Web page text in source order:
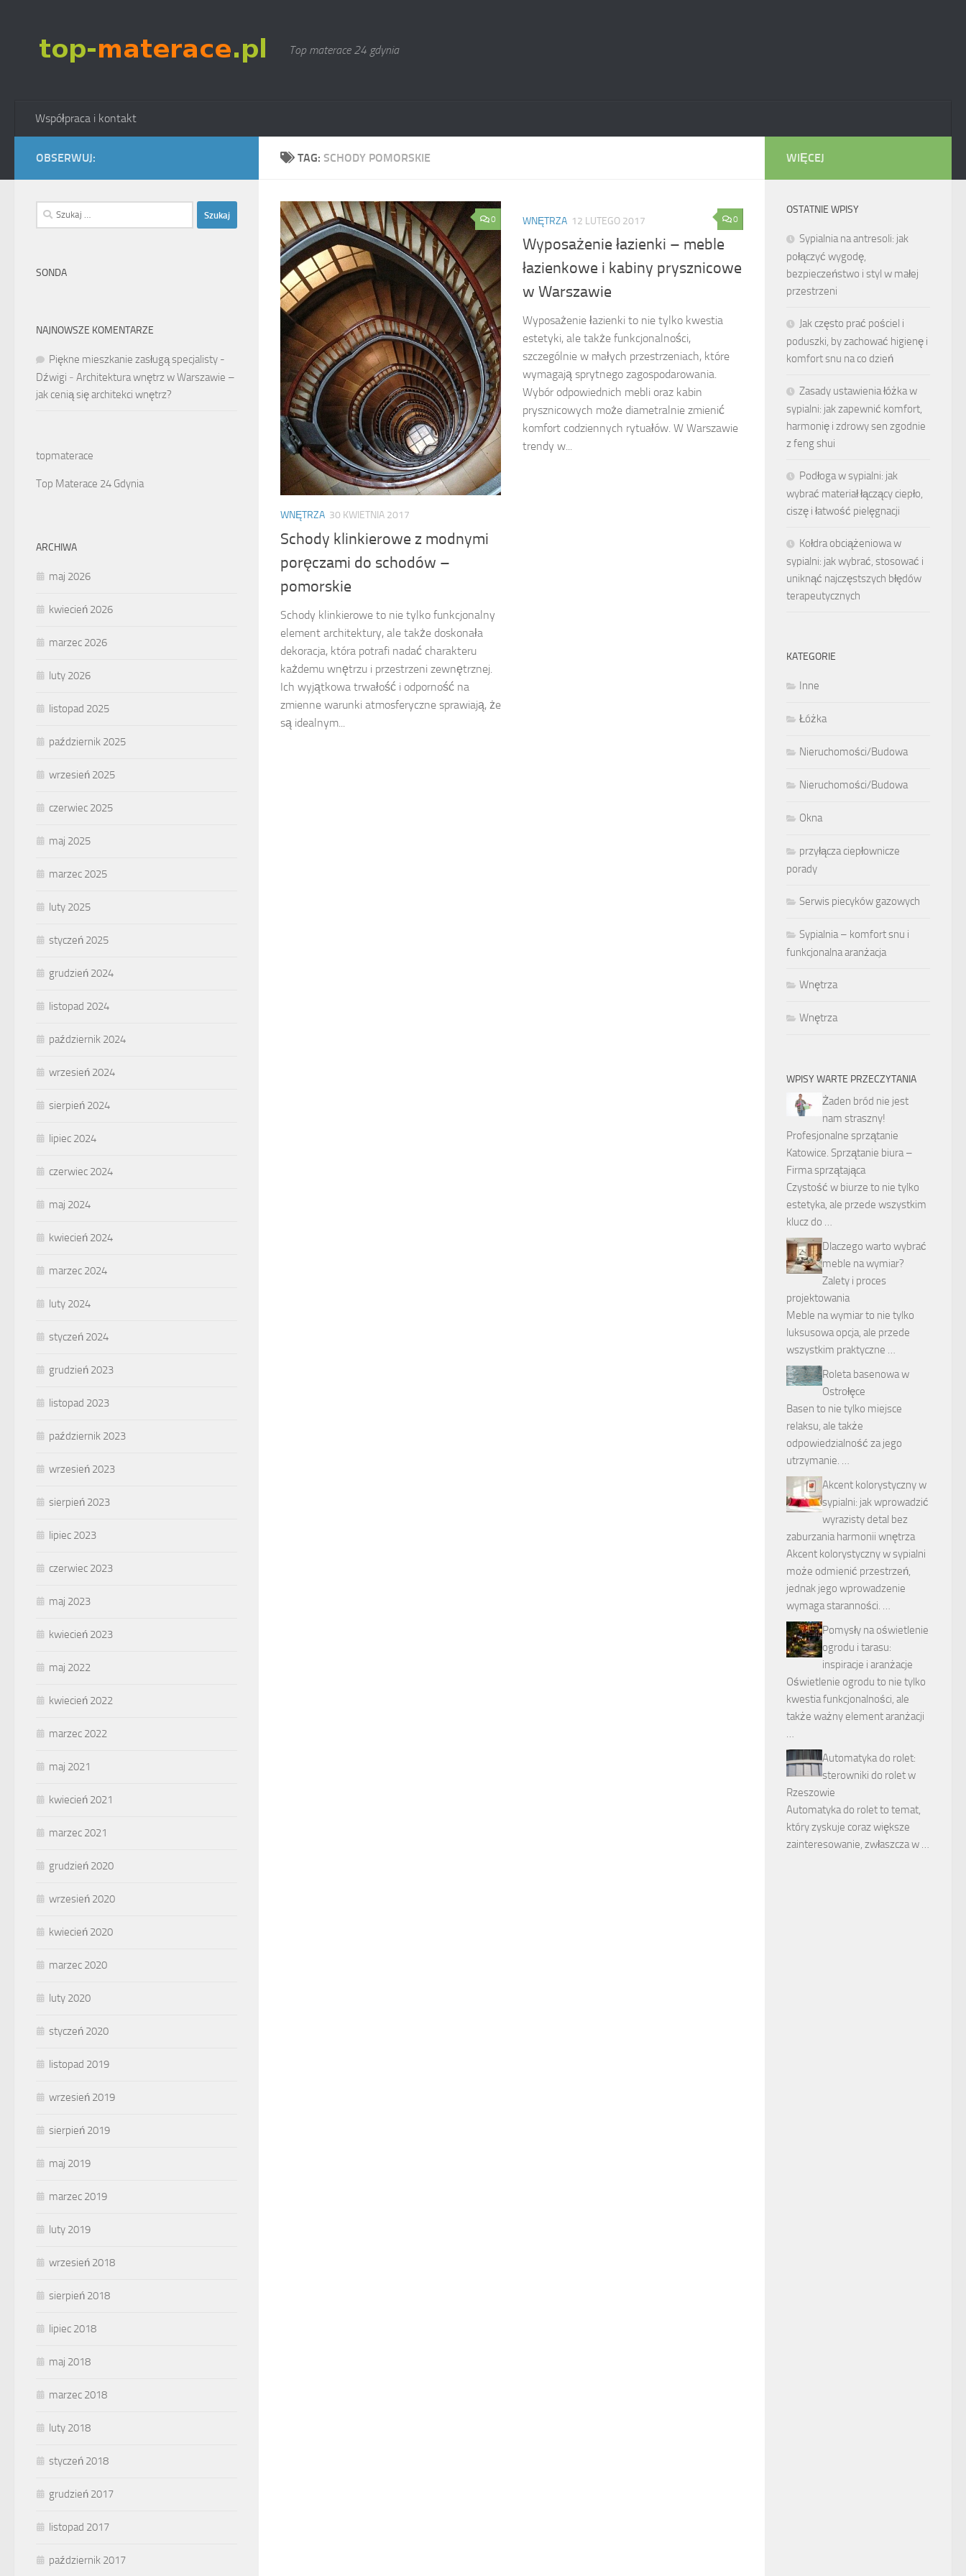
Top materace 24 gdynia
Współpraca i kontakt
TAG: SCHODY POMORSKIE
0
WNĘTRZA 30 KWIETNIA 2017
Schody klinkierowe z modnymi
poręczami do schodów –
pomorskie
Schody klinkierowe to nie tylko funkcjonalny
element architektury, ale także doskonała
dekoracja, która potrafi nadać charakteru
każdemu wnętrzu i przestrzeni zewnętrznej.
Ich wyjątkowa trwałość i odporność na
zmienne warunki atmosferyczne sprawiają, że
są idealnym...
0
WNĘTRZA 12 LUTEGO 2017
Wyposażenie łazienki – meble
łazienkowe i kabiny prysznicowe
w Warszawie
Wyposażenie łazienki to nie tylko kwestia
estetyki, ale także funkcjonalności,
szczególnie w małych przestrzeniach, które
wymagają sprytnego zagospodarowania.
Wybór odpowiednich mebli oraz kabin
prysznicowych może diametralnie zmienić
komfort codziennych rytuałów. W Warszawie
trendy w...
OBSERWUJ:
Szukaj:
SONDA
NAJNOWSZE KOMENTARZE
Piękne mieszkanie zasługą specjalisty -
Dźwigi - Architektura wnętrz w Warszawie –
jak cenią się architekci wnętrz?
topmaterace
Top Materace 24 Gdynia
ARCHIWA
maj 2026
kwiecień 2026
marzec 2026
luty 2026
listopad 2025
październik 2025
wrzesień 2025
czerwiec 2025
maj 2025
marzec 2025
luty 2025
styczeń 2025
grudzień 2024
listopad 2024
październik 2024
wrzesień 2024
sierpień 2024
lipiec 2024
czerwiec 2024
maj 2024
kwiecień 2024
marzec 2024
luty 2024
styczeń 2024
grudzień 2023
listopad 2023
październik 2023
wrzesień 2023
sierpień 2023
lipiec 2023
czerwiec 2023
maj 2023
kwiecień 2023
maj 2022
kwiecień 2022
marzec 2022
maj 2021
kwiecień 2021
marzec 2021
grudzień 2020
wrzesień 2020
kwiecień 2020
marzec 2020
luty 2020
styczeń 2020
listopad 2019
wrzesień 2019
sierpień 2019
maj 2019
marzec 2019
luty 2019
wrzesień 2018
sierpień 2018
lipiec 2018
maj 2018
marzec 2018
luty 2018
styczeń 2018
grudzień 2017
listopad 2017
październik 2017
WIĘCEJ
OSTATNIE WPISY
Sypialnia na antresoli: jak
połączyć wygodę,
bezpieczeństwo i styl w małej
przestrzeni
Jak często prać pościel i
poduszki, by zachować higienę i
komfort snu na co dzień
Zasady ustawienia łóżka w
sypialni: jak zapewnić komfort,
harmonię i zdrowy sen zgodnie
z feng shui
Podłoga w sypialni: jak
wybrać materiał łączący ciepło,
ciszę i łatwość pielęgnacji
Kołdra obciążeniowa w
sypialni: jak wybrać, stosować i
uniknąć najczęstszych błędów
terapeutycznych
KATEGORIE
Inne
Łóżka
Nieruchomości/Budowa
Nieruchomości/Budowa
Okna
przyłącza ciepłownicze
porady
Serwis piecyków gazowych
Sypialnia – komfort snu i
funkcjonalna aranżacja
Wnętrza
Wnętrza
WPISY WARTE PRZECZYTANIA
Żaden bród nie jest
nam straszny!
Profesjonalne sprzątanie
Katowice. Sprzątanie biura –
Firma sprzątająca
Czystość w biurze to nie tylko
estetyka, ale przede wszystkim
klucz do …
Dlaczego warto wybrać
meble na wymiar?
Zalety i proces
projektowania
Meble na wymiar to nie tylko
luksusowa opcja, ale przede
wszystkim praktyczne …
Roleta basenowa w
Ostrołęce
Basen to nie tylko miejsce
relaksu, ale także
odpowiedzialność za jego
utrzymanie. …
Akcent kolorystyczny w
sypialni: jak wprowadzić
wyrazisty detal bez
zaburzania harmonii wnętrza
Akcent kolorystyczny w sypialni
może odmienić przestrzeń,
jednak jego wprowadzenie
wymaga staranności. …
Pomysły na oświetlenie
ogrodu i tarasu:
inspiracje i aranżacje
Oświetlenie ogrodu to nie tylko
kwestia funkcjonalności, ale
także ważny element aranżacji
…
Automatyka do rolet:
sterowniki do rolet w
Rzeszowie
Automatyka do rolet to temat,
który zyskuje coraz większe
zainteresowanie, zwłaszcza w …